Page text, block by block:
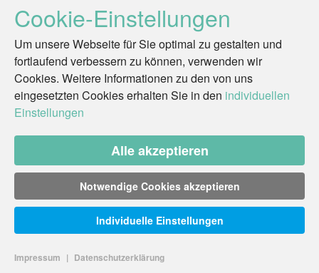
Cookie-Einstellungen
Um unsere Webseite für Sie optimal zu gestalten und
fortlaufend verbessern zu können, verwenden wir
Cookies. Weitere Informationen zu den von uns
eingesetzten Cookies erhalten Sie in den individuellen
Einstellungen
Alle akzeptieren
Notwendige Cookies akzeptieren
Impressum | Datenschutzerklärung
Individuelle Einstellungen